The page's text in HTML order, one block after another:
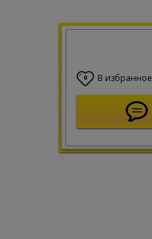
0 В избранное